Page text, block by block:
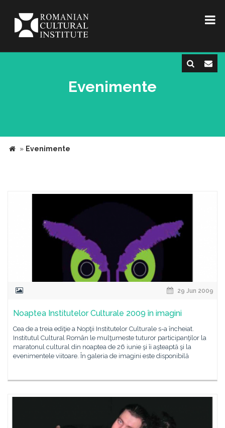
Evenimente
» Evenimente
29 Jun 2009
Noaptea Institutelor Culturale 2009 în imagini
Cea de a treia ediţie a Nopţii Institutelor Culturale s-a încheiat.
Institutul Cultural Român le mulţumeste tuturor participanţilor la
maratonul cultural din noaptea de 26 iunie şi îi aşteaptă şi la
evenimentele viitoare. În galeria de imagini este disponibilă